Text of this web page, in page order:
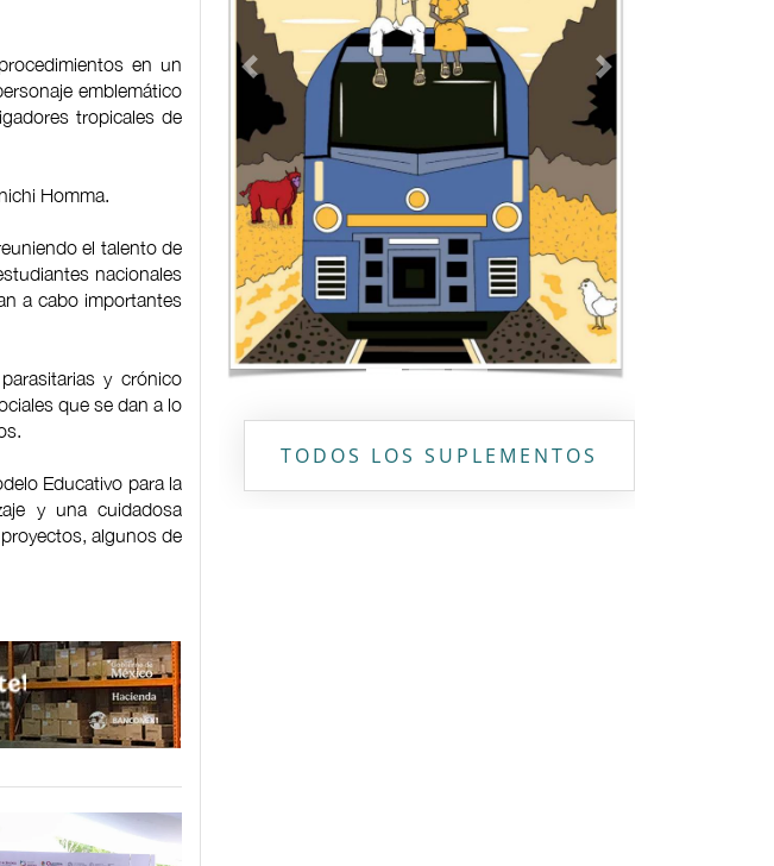
en un
emblemático
tropicales de
Homma.
el talento de
nacionales
a cabo importantes
y crónico
que se dan a lo
Educativo para la
y una cuidadosa
algunos de
Previous Next
TODOS LOS SUPLEMENTOS